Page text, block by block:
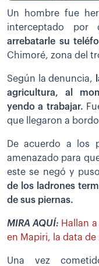
Un hombre fue
interceptado por
arrebatarle su
Chimoré, zona del
Según la denuncia,
agricultura, al
yendo a trabajar.
que llegaron a
De acuerdo a los
amenazado para
este se negó y
de los ladrones
de sus piernas.
MIRA AQUÍ: Hallan
en Mapiri, la data de
Una vez